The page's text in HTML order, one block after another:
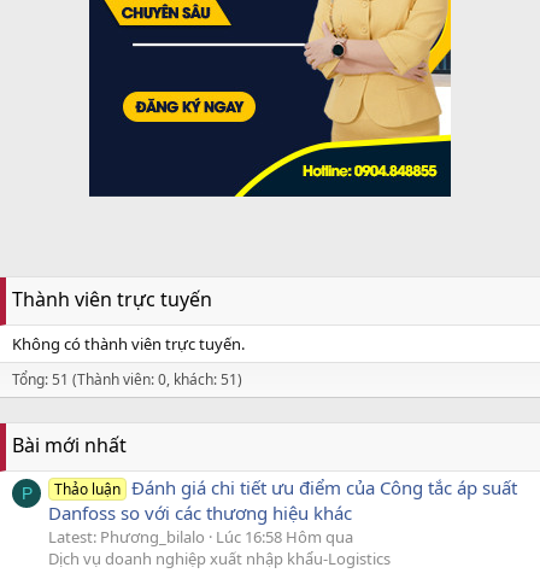
Thành viên trực tuyến
Không có thành viên trực tuyến.
Tổng: 51 (Thành viên: 0, khách: 51)
Bài mới nhất
P Thảo luận Đánh giá chi tiết ưu điểm của Công tắc áp suất
Danfoss so với các thương hiệu khác
Latest: Phương_bilalo
Lúc 16:58 Hôm qua
Dịch vụ doanh nghiệp xuất nhập khẩu-Logistics